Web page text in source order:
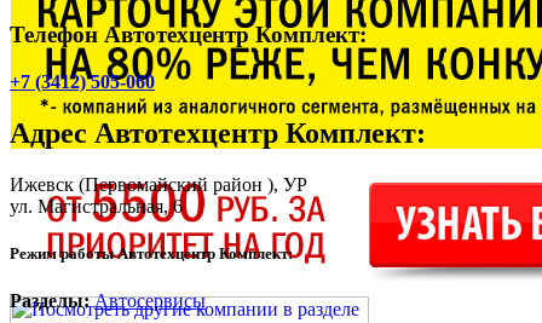
Телефон Автотехцентр Комплект:
+7 (3412) 505-060
Адрес Автотехцентр Комплект:
Ижевск (Первомайский район ), УР
ул. Магистральная, 6
Режим работы Автотехцентр Комплект:
Разделы: Автосервисы